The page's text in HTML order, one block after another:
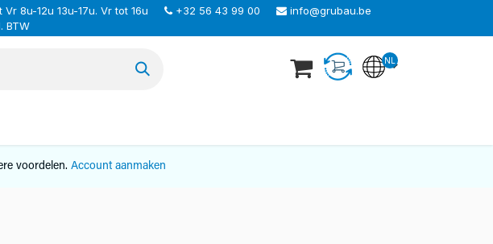
Vr 8u-12u 13u-17u. Vr tot 16u +32 56 43 99 00
info@grubau.be
BTW
NL
voordelen. Account aanmaken